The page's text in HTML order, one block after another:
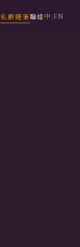
私廚隨筆聯絡中 /EN